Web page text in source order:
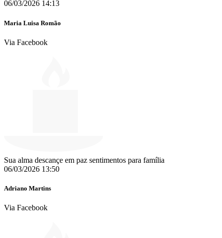
06/03/2026 14:13
Maria Luisa Romão
Via Facebook
Sua alma descançe em paz sentimentos para família
06/03/2026 13:50
Adriano Martins
Via Facebook